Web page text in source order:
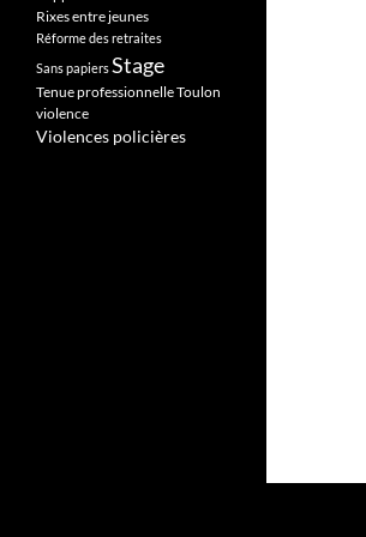
Rixes entre jeunes
Réforme des retraites
Sans papiersStage
Tenue professionnelleToulon
violence
Violences policières